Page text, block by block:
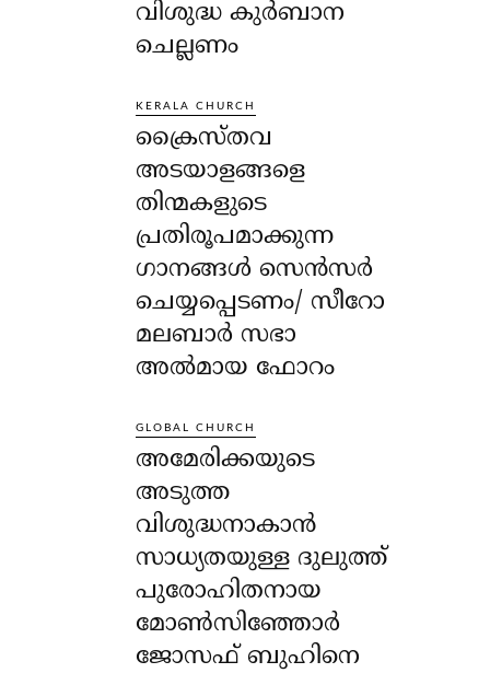
വിശുദ്ധ കുർബാന
ചെല്ലണം
KERALA CHURCH
ക്രൈസ്തവ
അടയാളങ്ങളെ
തിന്മകളുടെ
പ്രതിരൂപമാക്കുന്ന
ഗാനങ്ങൾ സെൻസർ
ചെയ്യപ്പെടണം/ സീറോ
മലബാർ സഭാ
അൽമായ ഫോറം
GLOBAL CHURCH
അമേരിക്കയുടെ
അടുത്ത
വിശുദ്ധനാകാൻ
സാധ്യതയുള്ള ദുലുത്ത്
പുരോഹിതനായ
മോൺസിഞ്ഞോർ
ജോസഫ് ബുഹിനെ